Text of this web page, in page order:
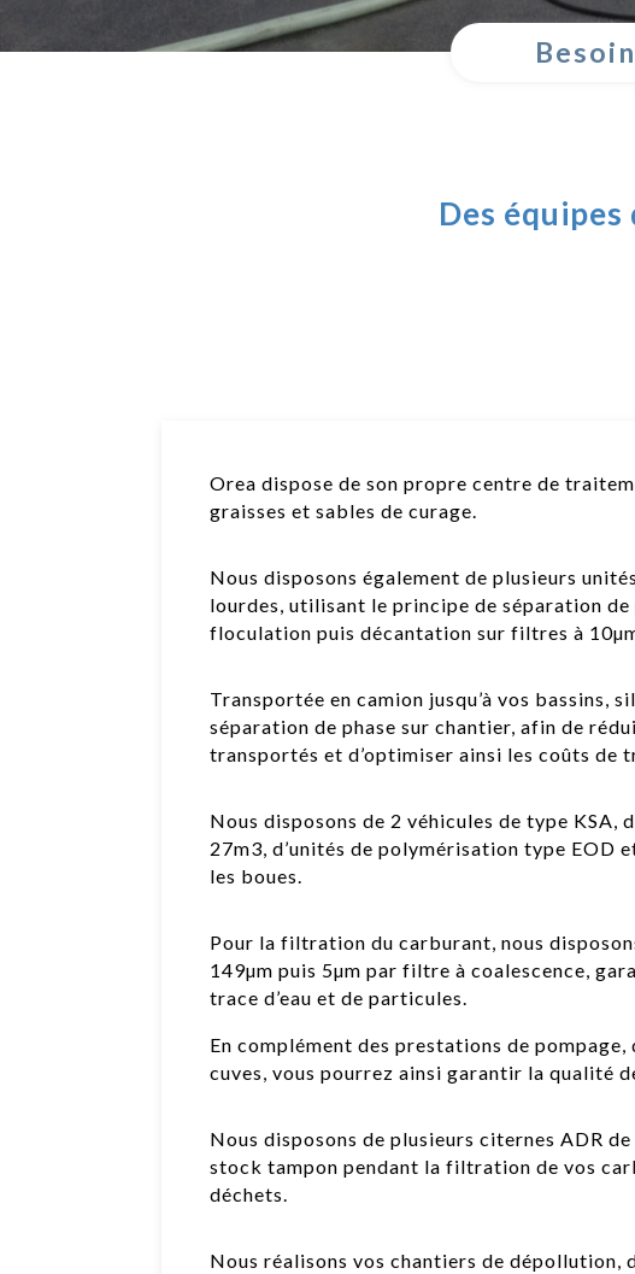
Des
Orea dispose de son propre centre de
graisses et sables de curage.
Nous disposons également de plusieurs
lourdes, utilisant le principe de séparation
floculation puis décantation sur filtres à
Transportée en camion jusqu’à vos bassins,
séparation de phase sur chantier, afin de
transportés et d’optimiser ainsi les coûts de
Nous disposons de 2 véhicules de type
27m3, d’unités de polymérisation type EOD
les boues.
Pour la filtration du carburant, nous
149µm puis 5µm par filtre à coalescence,
trace d’eau et de particules.
En complément des prestations de
cuves, vous pourrez ainsi garantir la qualité
Nous disposons de plusieurs citernes ADR
stock tampon pendant la filtration de vos
déchets.
Nous réalisons vos chantiers de dépollution,